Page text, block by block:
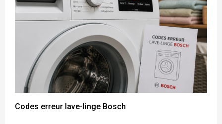
Codes erreur lave-linge Bosch